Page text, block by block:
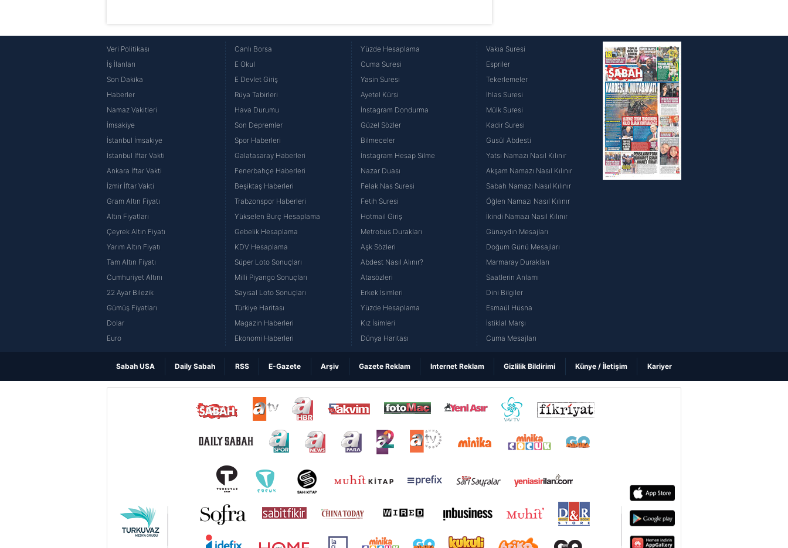
Veri Politikası
İş İlanları
Son Dakika
Haberler
Namaz Vakitleri
İmsakiye
İstanbul İmsakiye
İstanbul İftar Vakti
Ankara İftar Vakti
İzmir İftar Vakti
Gram Altın Fiyatı
Altın Fiyatları
Çeyrek Altın Fiyatı
Yarım Altın Fiyatı
Tam Altın Fiyatı
Cumhuriyet Altını
22 Ayar Bilezik
Gümüş Fiyatları
Dolar
Euro
Canlı Borsa
E Okul
E Devlet Giriş
Rüya Tabirleri
Hava Durumu
Son Depremler
Spor Haberleri
Galatasaray Haberleri
Fenerbahçe Haberleri
Beşiktaş Haberleri
Trabzonspor Haberleri
Yükselen Burç Hesaplama
Gebelik Hesaplama
KDV Hesaplama
Süper Loto Sonuçları
Milli Piyango Sonuçları
Sayısal Loto Sonuçları
Türkiye Haritası
Magazin Haberleri
Ekonomi Haberleri
Yüzde Hesaplama
Cuma Suresi
Yasin Suresi
Ayetel Kürsi
İnstagram Dondurma
Güzel Sözler
Bilmeceler
İnstagram Hesap Silme
Nazar Duası
Felak Nas Suresi
Fetih Suresi
Hotmail Giriş
Metrobüs Durakları
Aşk Sözleri
Abdest Nasıl Alınır?
Atasözleri
Erkek İsimleri
Yüzde Hesaplama
Kız İsimleri
Dünya Haritası
Vakıa Suresi
Espriler
Tekerlemeler
İhlas Suresi
Mülk Suresi
Kadir Suresi
Gusül Abdesti
Yatsı Namazı Nasıl Kılınır
Akşam Namazı Nasıl Kılınır
Sabah Namazı Nasıl Kılınır
Öğlen Namazı Nasıl Kılınır
İkindi Namazı Nasıl Kılınır
Günaydın Mesajları
Doğum Günü Mesajları
Marmaray Durakları
Saatlerin Anlamı
Dini Bilgiler
Esmaül Hüsna
İstiklal Marşı
Cuma Mesajları
Sabah USA Daily Sabah RSS E-Gazete Arşiv Gazete Reklam Internet Reklam Gizlilik Bildirimi Künye / İletişim Kariyer